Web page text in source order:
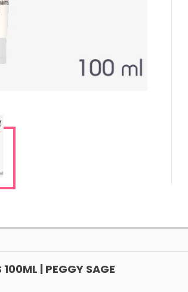
100ML | PEGGY SAGE